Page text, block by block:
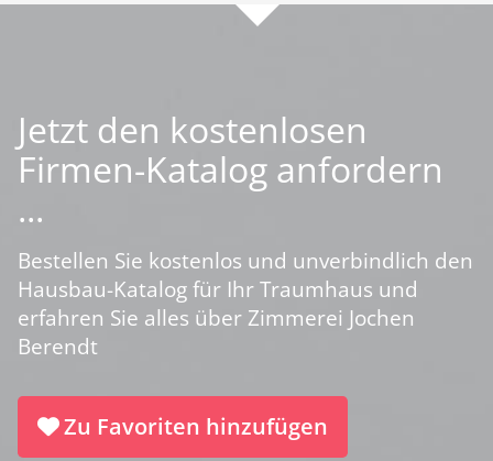
Jetzt den kostenlosen
Firmen-Katalog anfordern
...
Bestellen Sie kostenlos und unverbindlich den
Hausbau-Katalog für Ihr Traumhaus und
erfahren Sie alles über Zimmerei Jochen
Berendt
Zu Favoriten hinzufügen